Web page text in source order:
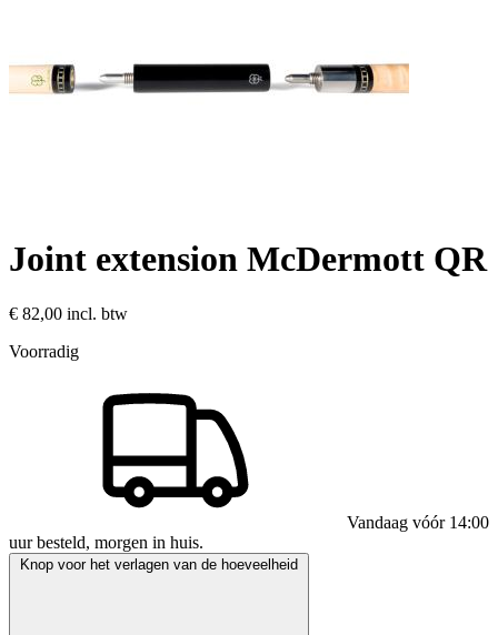
Joint extension McDermott QR
€ 82,00 incl. btw
Voorradig
Vandaag vóór 14:00
uur besteld, morgen in huis.
Knop voor het verlagen van de hoeveelheid